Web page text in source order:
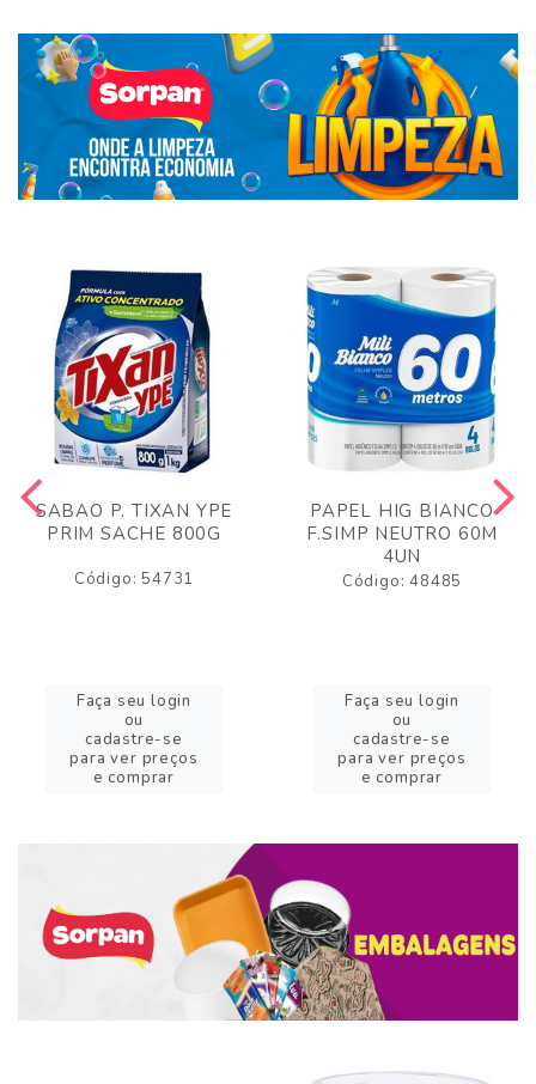
SABAO P. TIXAN YPE
PRIM SACHE 800G
Código: 54731
Faça seu login
ou
cadastre-se
para ver preços
e comprar
PAPEL HIG BIANCO
F.SIMP NEUTRO 60M
4UN
Código: 48485
Faça seu login
ou
cadastre-se
para ver preços
e comprar